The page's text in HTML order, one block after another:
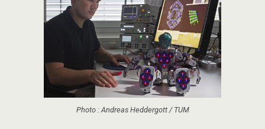
Photo : Andreas Heddergott / TUM